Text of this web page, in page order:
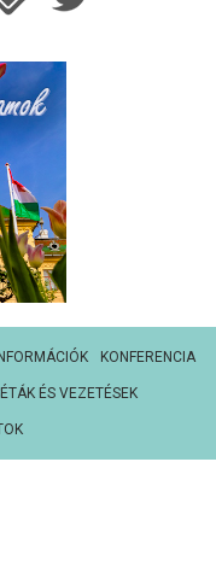
INFORMÁCIÓK KONFERENCIA
ÉS VEZETÉSEK